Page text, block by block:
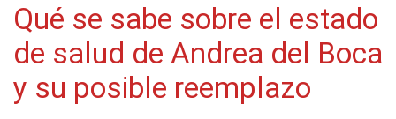
Qué se sabe sobre el estado
de salud de Andrea del Boca
y su posible reemplazo